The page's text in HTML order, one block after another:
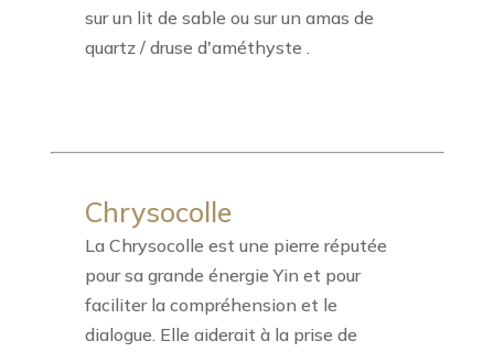
sur un lit de sable ou sur un amas de
quartz / druse d'améthyste .
Chrysocolle
La Chrysocolle est une pierre réputée
pour sa grande énergie Yin et pour
faciliter la compréhension et le
dialogue. Elle aiderait à la prise de